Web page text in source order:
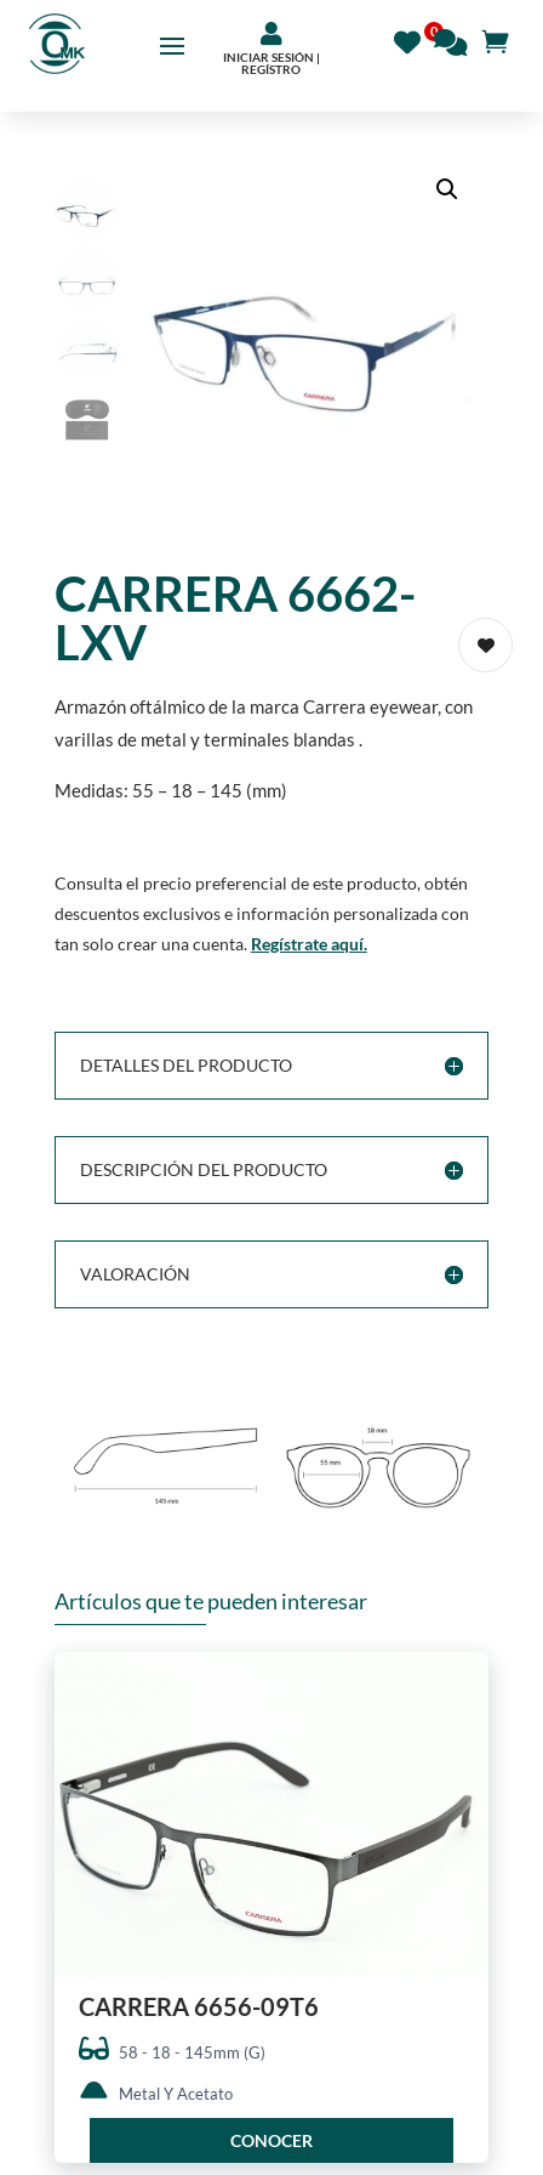

INICIAR SESIÓN |
REGÍSTRO
CARRERA 6662-
LXV
Armazón oftálmico de la marca Carrera eyewear, con
varillas de metal y terminales blandas .
Medidas: 55 – 18 – 145 (mm)
Consulta el precio preferencial de este producto, obtén
descuentos exclusivos e información personalizada con
tan solo crear una cuenta. Regístrate aquí.
DETALLES DEL PRODUCTO
DESCRIPCIÓN DEL PRODUCTO
VALORACIÓN
Artículos que te pueden interesar
CARRERA 6656-09T6
58 - 18 - 145mm (G)
Metal Y Acetato
CONOCER